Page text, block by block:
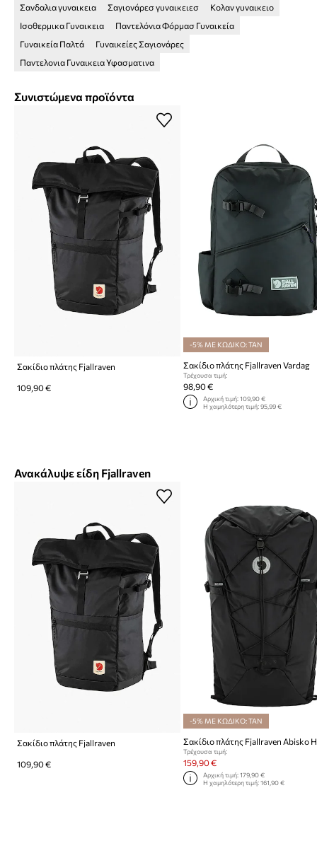
Σανδαλια γυναικεια Σαγιονάρεσ γυναικειεσ
Κολαν γυναικειο
Ισοθερμικα Γυναικεια
Παντελόνια Φόρμασ Γυναικεία
Γυναικεία Παλτά
Γυναικείες Σαγιονάρες
Παντελονια Γυναικεια Υφασματινα
Συνιστώμενα προϊόντα
Σακίδιο πλάτης Fjallraven
109,90 €
-5% ΜΕ ΚΩΔΙΚΟ: TAN
Σακίδιο πλάτης Fjallraven Vardag
Τρέχουσα τιμή:
98,90 €
Αρχική τιμή: 109,90 €
Η χαμηλότερη τιμή: 95,99 €
Ανακάλυψε είδη Fjallraven
Σακίδιο πλάτης Fjallraven
109,90 €
-5% ΜΕ ΚΩΔΙΚΟ: TAN
Τρέχουσα τιμή:
159,90 €
Αρχική τιμή: 179,90 €
Η χαμηλότερη τιμή: 161,90 €